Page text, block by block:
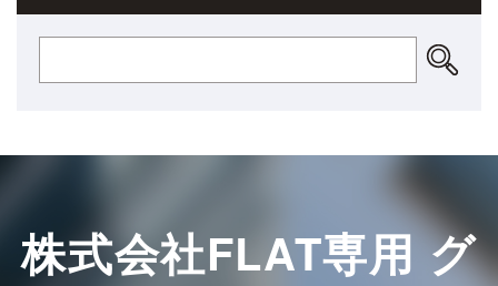
株式会社FLAT専用 グ